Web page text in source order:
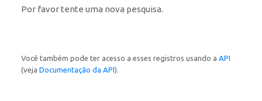
Por favor tente uma nova pesquisa.
Você também pode ter acesso a esses registros usando a API
(veja Documentação da API).